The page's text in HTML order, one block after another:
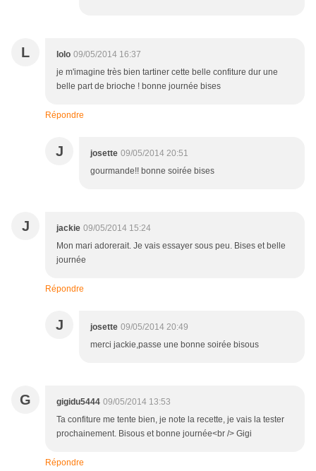
L lolo 09/05/2014 16:37
je m'imagine très bien tartiner cette belle confiture dur une
belle part de brioche ! bonne journée bises
Répondre
J josette 09/05/2014 20:51
gourmande!! bonne soirée bises
J jackie 09/05/2014 15:24
Mon mari adorerait. Je vais essayer sous peu. Bises et belle
journée
Répondre
J josette 09/05/2014 20:49
merci jackie,passe une bonne soirée bisous
G gigidu5444 09/05/2014 13:53
Ta confiture me tente bien, je note la recette, je vais la tester
prochainement. Bisous et bonne journée<br /> Gigi
Répondre